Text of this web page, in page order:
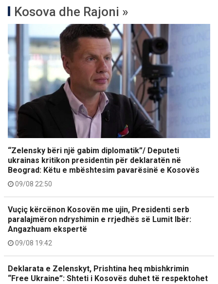
Kosova dhe Rajoni »
“Zelensky bëri një gabim diplomatik”/ Deputeti
ukrainas kritikon presidentin për deklaratën në
Beograd: Këtu e mbështesim pavarësinë e Kosovës
09/08 22:50
Vuçiç kërcënon Kosovën me ujin, Presidenti serb
paralajmëron ndryshimin e rrjedhës së Lumit Ibër:
Angazhuam ekspertë
09/08 19:42
Deklarata e Zelenskyt, Prishtina heq mbishkrimin
“Free Ukraine”: Shteti i Kosovës duhet të respektohet